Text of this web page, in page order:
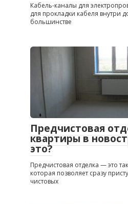
Кабель-каналы для
для прокладки кабеля внутри
большинстве
Предчистовая
квартиры в
это?
Предчистовая отделка — это
которая позволяет сразу
чистовых